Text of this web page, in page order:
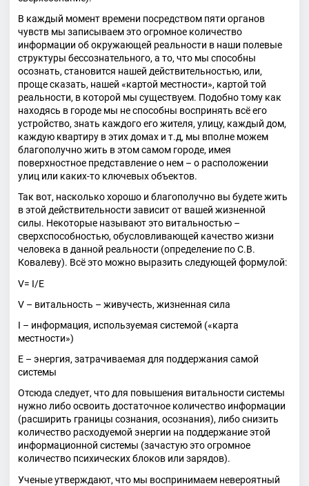
В каждый момент времени посредством пяти органов
чувств мы записываем это огромное количество
информации об окружающей реальности в наши полевые
структуры бессознательного, а то, что мы способны
осознать, становится нашей действительностью, или,
проще сказать, нашей «картой местности», картой той
реальности, в которой мы существуем. Подобно тому как
находясь в городе мы не способны воспринять всё его
устройство, знать каждого его жителя, улицу, каждый дом,
каждую квартиру в этих домах и т.д, мы вполне можем
благополучно жить в этом самом городе, имея
поверхностное представление о нем – о расположении
улиц или каких-то ключевых объектов.
Так вот, насколько хорошо и благополучно вы будете жить
в этой действительности зависит от вашей жизненной
силы. Некоторые называют это витальностью –
сверхспособностью, обусловливающей качество жизни
человека в данной реальности (определение по С.В.
Ковалеву). Всё это можно выразить следующей формулой:
V= I/E
V – витальность – живучесть, жизненная сила
I – информация, используемая системой («карта
местности»)
Е – энергия, затрачиваемая для поддержания самой
системы
Отсюда следует, что для повышения витальности системы
нужно либо освоить достаточное количество информации
(расширить границы сознания, осознания), либо снизить
количество расходуемой энергии на поддержание этой
информационной системы (зачастую это огромное
количество психических блоков или зарядов).
Ученые утверждают, что мы воспринимаем невероятный